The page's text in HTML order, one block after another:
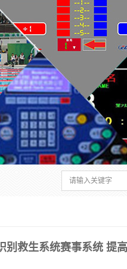
别救生系统赛事系统 提